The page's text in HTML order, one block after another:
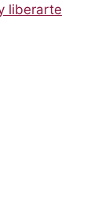
liberarte